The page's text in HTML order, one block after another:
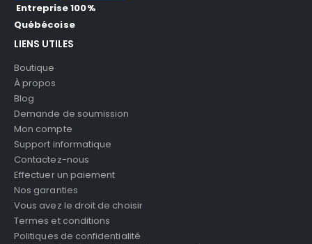
Entreprise 100%
Québécoise
LIENS UTILES
Boutique
À propos
Blog
Demande de soumission
Mon compte
Support informatique
Contactez-nous
Effectuer un paiement
Nos garanties
Vous avez le droit de choisir
Termes et conditions
Politiques de confidentialité